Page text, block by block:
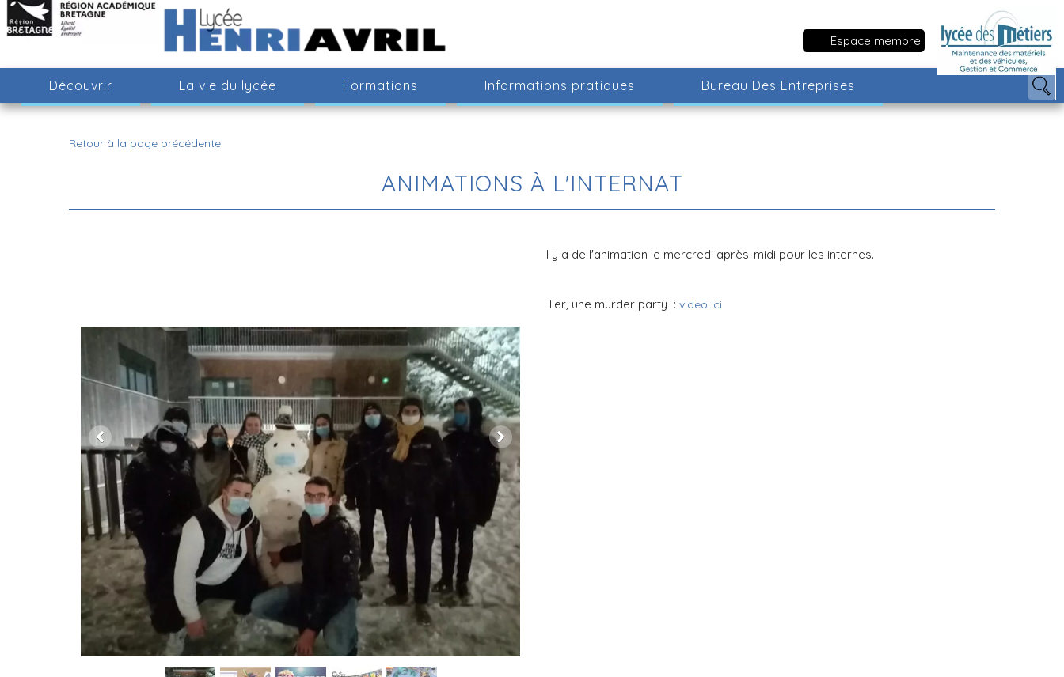
Découvrir La vie du lycée Formations Informations pratiques Bureau Des Entreprises
Espace membre
Retour à la page précédente
ANIMATIONS À L'INTERNAT
Il y a de l'animation le mercredi après-midi pour les internes.
Hier, une murder party : video ici